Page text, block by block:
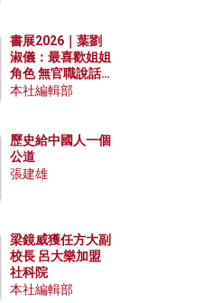
書展2026｜葉劉
淑儀：最喜歡姐姐
角色 無官職說話
包袱少
本社編輯部
歷史給中國人一個
公道
張建雄
梁鏡威獲任方大副
校長 呂大樂加盟
社科院
本社編輯部